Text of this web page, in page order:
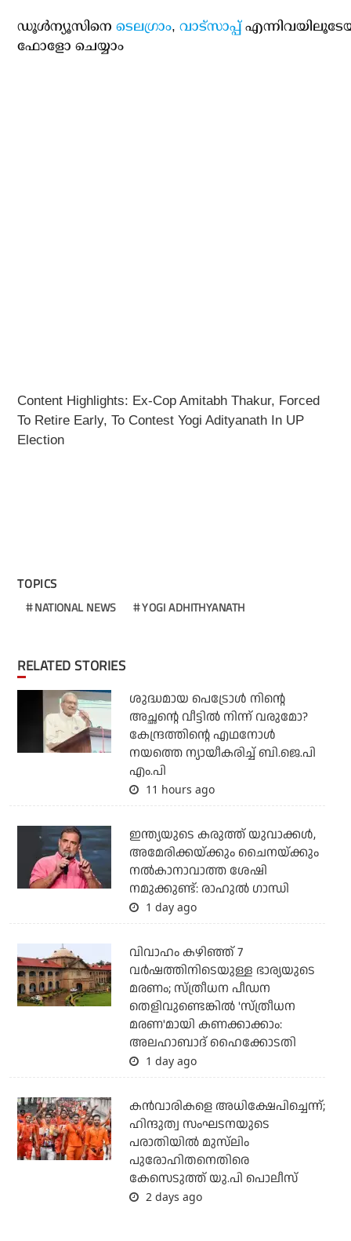
ഡൂള്‍ന്യൂസിനെടെലഗ്രാം,വാട്‌സാപ്പ്
ഫോളോ ചെയ്യാം
Content Highlights: Ex-Cop Amitabh Thakur, Forced
To Retire Early, To Contest Yogi Adityanath In UP
Election
TOPICS
NATIONAL NEWS YOGI ADHITHYANATH
RELATED STORIES
ശുദ്ധമായ പെട്രോള്‍ നിന്റെ
അച്ഛന്റെ വീട്ടില്‍ നിന്ന് വരുമോ?
കേന്ദ്രത്തിന്റെ എഥനോള്‍
നയത്തെ ന്യായീകരിച്ച് ബി.ജെ.പി
എം.പി
11 hours ago
ഇന്ത്യയുടെ കരുത്ത് യുവാക്കള്‍,
അമേരിക്കയ്ക്കും ചൈനയ്ക്കും
നല്‍കാനാവാത്ത ശേഷി
നമുക്കുണ്ട്: രാഹുല്‍ ഗാന്ധി
1 day ago
വിവാഹം കഴിഞ്ഞ് 7
വര്‍ഷത്തിനിടെയുള്ള ഭാര്യയുടെ
മരണം; സ്ത്രീധന പീഡന
തെളിവുണ്ടെങ്കില്‍ 'സ്ത്രീധന
മരണ'മായി കണക്കാക്കാം:
അലഹാബാദ് ഹൈക്കോടതി
1 day ago
കന്‍വാരികളെ അധിക്ഷേപിച്ചെന്ന്;
ഹിന്ദുത്വ സംഘടനയുടെ
പരാതിയില്‍ മുസ്‌ലിം
പുരോഹിതനെതിരെ
കേസെടുത്ത് യു.പി പൊലീസ്
2 days ago